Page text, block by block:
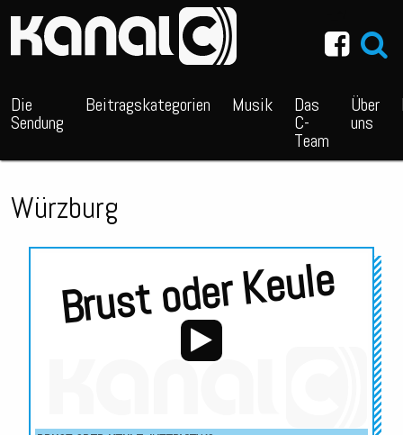
Die
Sendung
Beitragskategorien Musik Das
C-
Team
Über
uns
Würzburg
Brust oder Keule